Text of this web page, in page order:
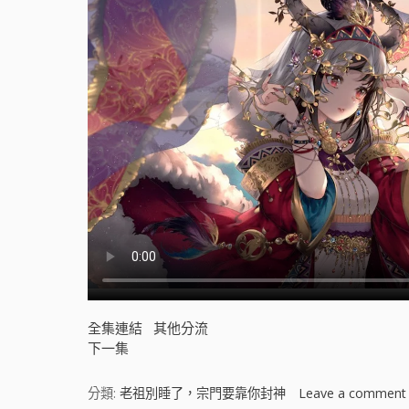
全集連結 其他分流
下一集
分類: 老祖別睡了，宗門要靠你封神 Leave a comment